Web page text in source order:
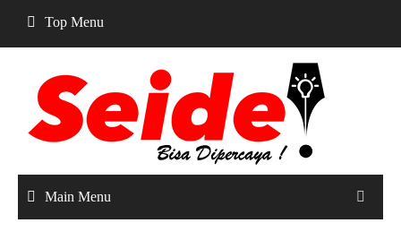
content
Top Menu
Main Menu